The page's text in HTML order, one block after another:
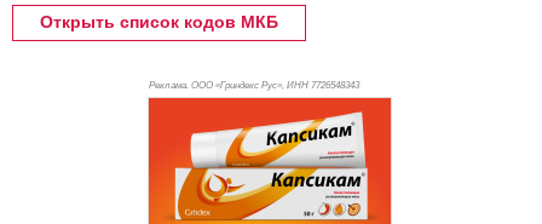
Открыть список кодов МКБ
Реклама. ООО «Гриндекс Рус», ИНН 7726548343